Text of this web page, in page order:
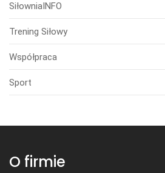
SiłowniaINFO
Trening Siłowy
Współpraca
Sport
O firmie